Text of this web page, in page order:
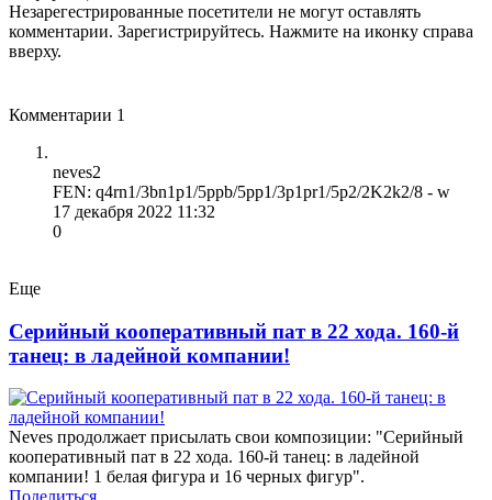
Незарегестрированные посетители не могут оставлять
комментарии. Зарегистрируйтесь. Нажмите на иконку справа
вверху.
Комментарии 1
neves2
FEN: q4rn1/3bn1p1/5ppb/5pp1/3p1pr1/5p2/2K2k2/8 - w
17 декабря 2022 11:32
0
Еще
Серийный кооперативный пат в 22 хода. 160-й
танец: в ладейной компании!
Neves продолжает присылать свои композиции: "Серийный
кооперативный пат в 22 хода. 160-й танец: в ладейной
компании! 1 белая фигура и 16 черных фигур".